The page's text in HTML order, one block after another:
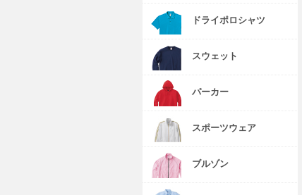
ドライポロシャツ
スウェット
パーカー
スポーツウェア
ブルゾン